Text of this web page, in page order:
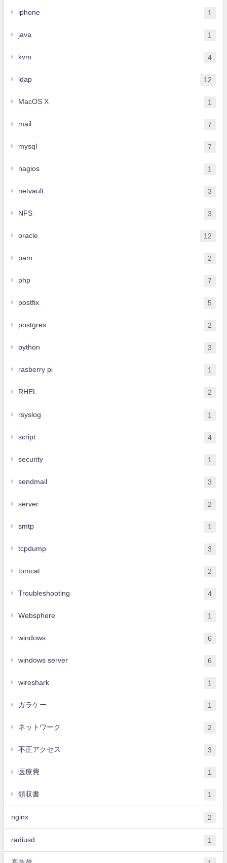
iphone 1
java 1
kvm 4
ldap 12
MacOS X 1
mail 7
mysql 7
nagios 1
netvault 3
NFS 3
oracle 12
pam 2
php 7
postfix 5
postgres 2
python 3
rasberry pi 1
RHEL 2
rsyslog 1
script 4
security 1
sendmail 3
server 2
smtp 1
tcpdump 3
tomcat 2
Troubleshooting 4
Websphere 1
windows 6
windows server 6
wireshark 1
ガラケー 1
ネットワーク 2
不正アクセス 3
医療費 1
領収書 1
nginx 2
radiusd 1